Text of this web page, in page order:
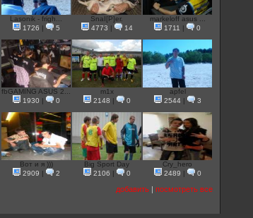
Lasonik - frigh...
1726
5
SnaI[P]er.
4773
14
markeloff asus ...
1711
0
fbGAMING ASUS 2...
1930
0
m1x
2148
0
apfel
2544| 3
Вот и я )))
2909
2
Big Sport Day
2106
0
Cry_hero
2489
0
добавить посмотреть все